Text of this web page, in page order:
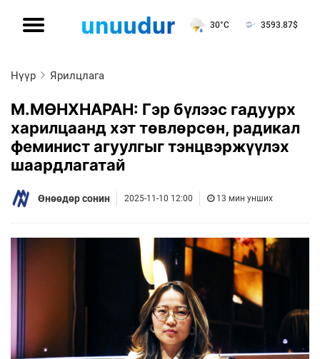
30°C 3593.87$
Нүүр Ярилцлага
М.МӨНХНАРАН: Гэр бүлээс гадуурх
харилцаанд хэт төвлөрсөн, радикал
феминист агуулгыг тэнцвэржүүлэх
шаардлагатай
Өнөөдөр сонин 2025-11-10 12:00 13 мин унших